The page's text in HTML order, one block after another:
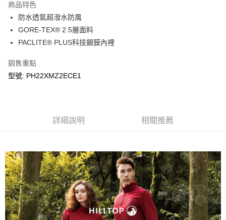
悠遊付
Google Pay
運送方式
宅配
每筆NT$399，滿NT$18,000(含以上)免運費
商品特色
防水透氣超潑水防風
GORE-TEX® 2.5層面料
PACLITE® PLUS科技銀膜內裡
銷售重點
型號: PH22XMZ2ECE1
詳細說明 相關推薦